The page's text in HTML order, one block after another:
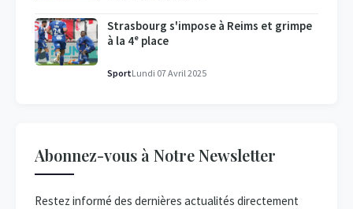
Strasbourg s'impose à Reims et grimpe
à la 4ᵉ place
SportLundi 07 Avril 2025
Abonnez-vous à Notre Newsletter
Restez informé des dernières actualités directement